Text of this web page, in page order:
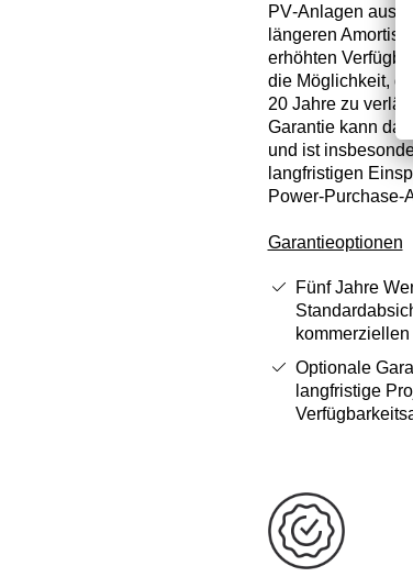
PV‑Anlagen
längeren
erhöhten
die Möglichkeit,
20 Jahre zu
Garantie kann
und ist
langfristigen
Garantieoptionen
Fünf Jahre
Optionale
langfristige